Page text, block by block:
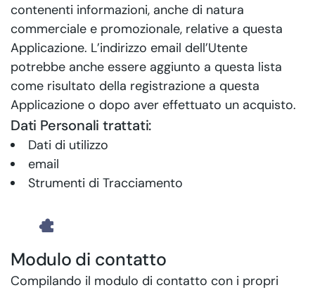
contenenti informazioni, anche di natura
commerciale e promozionale, relative a questa
Applicazione. L’indirizzo email dell’Utente
potrebbe anche essere aggiunto a questa lista
come risultato della registrazione a questa
Applicazione o dopo aver effettuato un acquisto.
Dati Personali trattati:
Dati di utilizzo
email
Strumenti di Tracciamento
Modulo di contatto
Compilando il modulo di contatto con i propri